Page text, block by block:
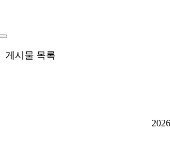
게시물 목록